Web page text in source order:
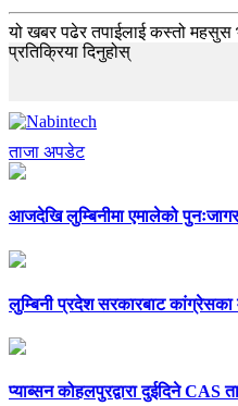
यो खबर पढेर तपाईलाई कस्तो महसुस
प्रतिक्रिया दिनुहोस्
ताजा अपडेट
आजदेखि लुम्बिनीमा एमालेको
लुम्बिनी प्रदेश सरकारबाट
प्याब्सन कोहलपुरद्वारा दुईदिने CAS